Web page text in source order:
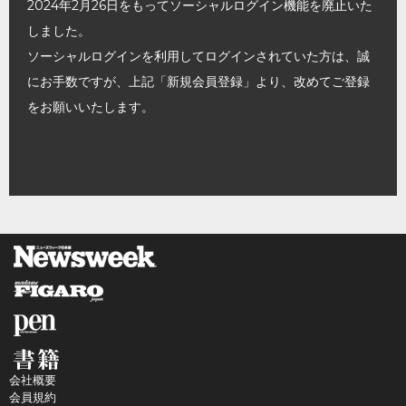
2024年2月26日をもってソーシャルログイン機能を廃止いた
しました。
ソーシャルログインを利用してログインされていた方は、誠
にお手数ですが、上記「新規会員登録」より、改めてご登録
をお願いいたします。
会社概要
会員規約